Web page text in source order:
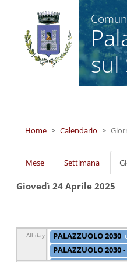
Salta al contenuto principale
sul
Home
Calendario
Schede primarie
Mese Settimana
Giovedì 24 Aprile 2025
All day PALAZZUOLO 2030
28/06/2025 - 07:45
PALAZZUOLO 2030